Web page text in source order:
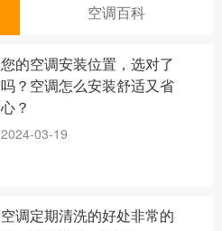
空调百科
您的空调安装位置，选对了
吗？空调怎么安装舒适又省
心？
2024-03-19
空调定期清洗的好处非常的